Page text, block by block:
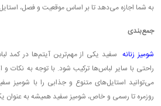
به شما اجازه می‌دهد تا بر اساس موقعیت و فصل،
جمع‌بندی
شومیز زنانهسفید یکی از مهم‌ترین آیتم‌ها در کمد
راحتی با سایر لباس‌ها ترکیب شود. با توجه به نکات
می‌توانید استایل‌های متنوع و جذابی را با شومیز
روزمره تا رسمی و خاص، شومیز سفید همیشه به عنوان